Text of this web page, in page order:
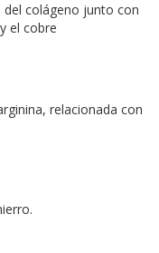
colágeno junto con
el cobre
relacionada con